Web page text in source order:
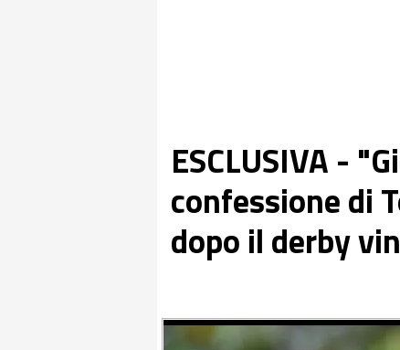
ESCLUSIVA -
confessione di
dopo il derby